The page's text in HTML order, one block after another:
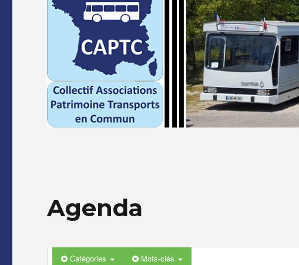
Agenda
Catégories Mots-clés
0 h 00 min
1 h 00 min
2 h 00 min
5 h 00 min
6 h 00 min